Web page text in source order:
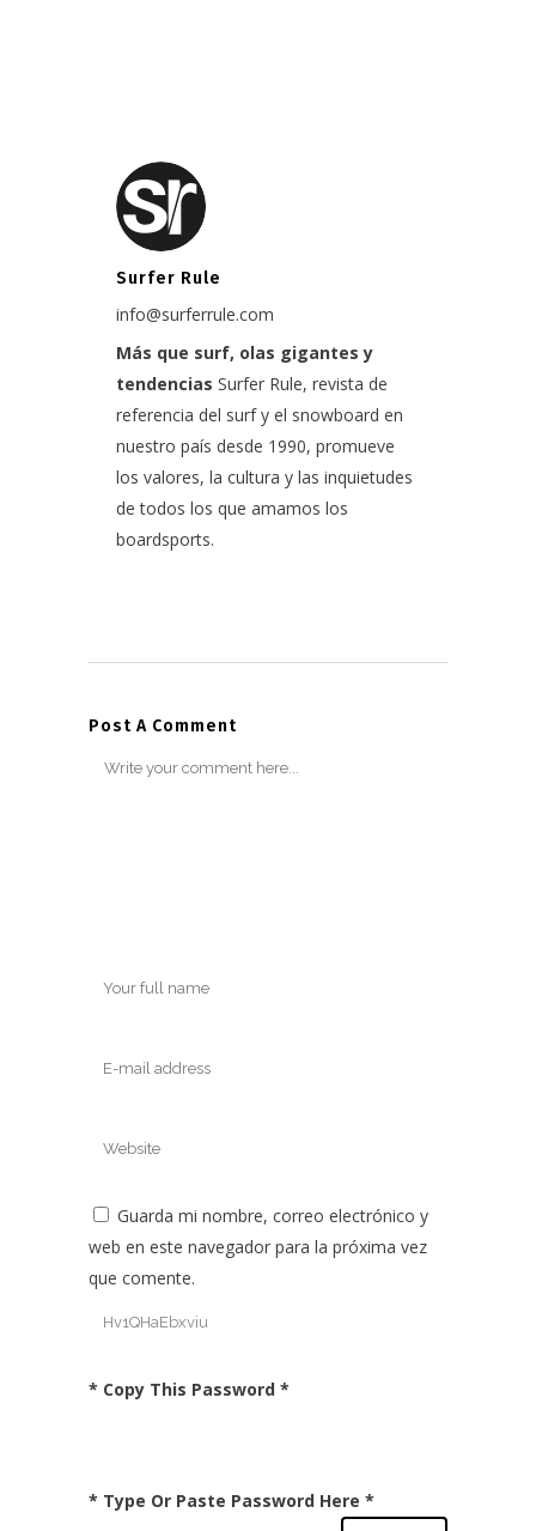
Surfer Rule
info@surferrule.com
Más que surf, olas gigantes y
tendencias Surfer Rule, revista de
referencia del surf y el snowboard en
nuestro país desde 1990, promueve
los valores, la cultura y las inquietudes
de todos los que amamos los
boardsports.
Post A Comment
Guarda mi nombre, correo electrónico y
web en este navegador para la próxima vez
que comente.
* Copy This Password *
* Type Or Paste Password Here *